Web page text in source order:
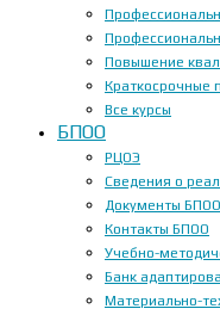
Повышение
Краткосрочные
Все курсы
БПОО
РЦОЭ
Сведения о
Документы БПОО
Контакты БПОО
Учебно-
Банк
Материально-